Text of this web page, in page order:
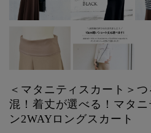
＜マタニティスカート＞
混！着丈が選べる！マタニ
ン2WAYロングスカート